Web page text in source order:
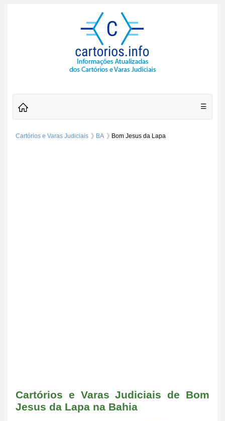
☰
Cartórios e Varas Judiciais BA Bom Jesus da Lapa
Cartórios e Varas Judiciais de Bom
Jesus da Lapa na Bahia